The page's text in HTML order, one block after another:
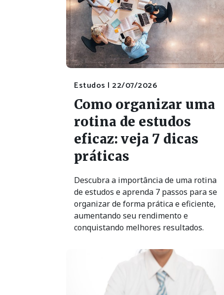
Estudos | 22/07/2026
Como organizar uma
rotina de estudos
eficaz: veja 7 dicas
práticas
Descubra a importância de uma rotina
de estudos e aprenda 7 passos para se
organizar de forma prática e eficiente,
aumentando seu rendimento e
conquistando melhores resultados.